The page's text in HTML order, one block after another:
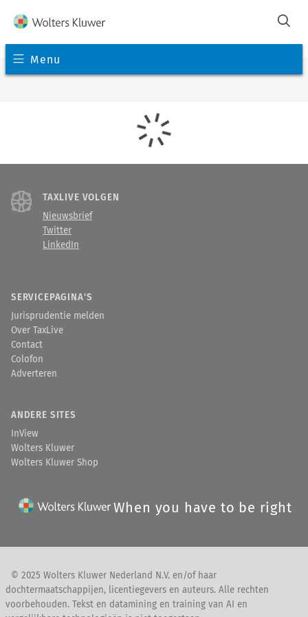
Menu
TAXLIVE VOLGEN
Nieuwsbrief
Twitter
LinkedIn
SERVICEPAGINA'S
Jurisprudentie melden
Over TaxLive
Contact
Colofon
Adverteren
ANDERE SITES
InView
Wolters Kluwer
Wolters Kluwer Shop
When you have to be right
© 2025 Wolters Kluwer Nederland N.V. en/of haar
dochtermaatschappijen, licentiegevers en auteurs. Alle rechten
voorbehouden. Tekst en datamining en training van AI en